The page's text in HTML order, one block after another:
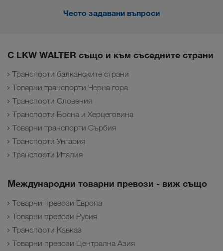
Често задавани въпроси
С LKW WALTER също и към съседните страни
Транспорти балканските страни
Товарни транспорти Черна гора
Транспорти Словения
Транспорти Босна и Херцеговина
Товарни транспорти Сърбия
Транспорти Унгария
Транспорти Италия
Международни товарни превози - виж също
Товарни превози Европа
Товарни превози Русия
Транспорти Кавказ
Товарни превози Централна Азия